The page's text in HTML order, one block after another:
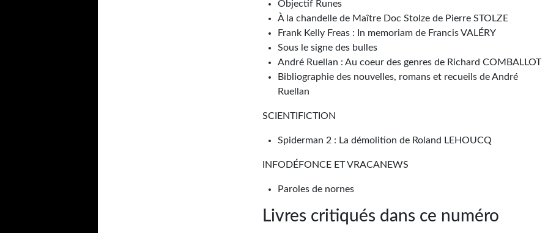
Objectif Runes
À la chandelle de Maître Doc Stolze de Pierre STOLZE
Frank Kelly Freas : In memoriam de Francis VALÉRY
Sous le signe des bulles
André Ruellan : Au coeur des genres de Richard COMBALLOT
Bibliographie des nouvelles, romans et recueils de André
Ruellan
SCIENTIFICTION
Spiderman 2 : La démolition de Roland LEHOUCQ
INFODÉFONCE ET VRACANEWS
Paroles de nornes
Livres critiqués dans ce numéro